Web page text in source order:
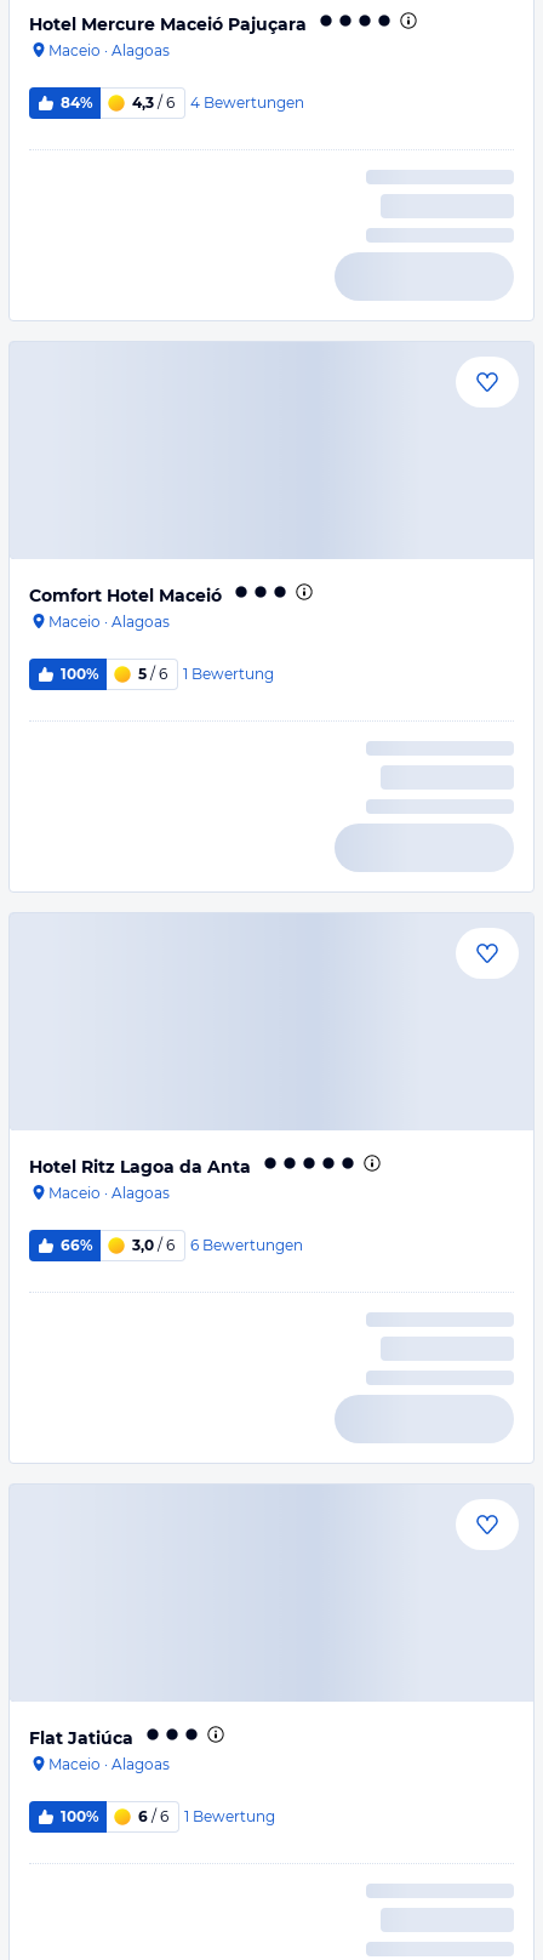
Hotel Mercure Maceió Pajuçara
Maceio · Alagoas
84% 4,3 / 6 4 Bewertungen
Comfort Hotel Maceió
Maceio · Alagoas
100% 5 / 6 1 Bewertung
Hotel Ritz Lagoa da Anta
Maceio · Alagoas
66% 3,0 / 6 6 Bewertungen
Flat Jatiúca
Maceio · Alagoas
100% 6 / 6 1 Bewertung